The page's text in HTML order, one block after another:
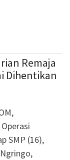
Remaja
Dihentikan
Operasi
SMP (16),